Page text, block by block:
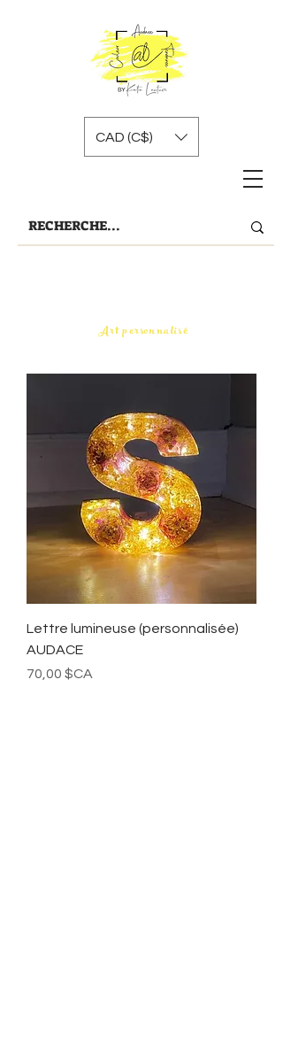
CAD (C$)
Art personnalisé
Lettre lumineuse (personnalisée)
AUDACE
Prix
70,00 $CA